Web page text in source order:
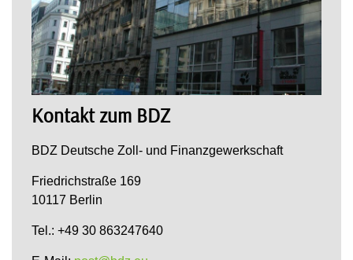
Kontakt zum BDZ
BDZ Deutsche Zoll- und Finanzgewerkschaft
Friedrichstraße 169
10117 Berlin
Tel.: +49 30 863247640